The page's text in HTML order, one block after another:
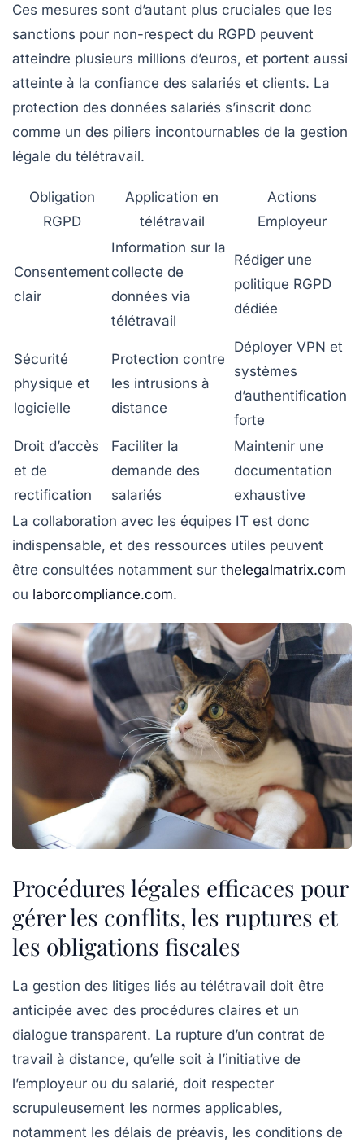
Ces mesures sont d’autant plus cruciales que les
sanctions pour non-respect du RGPD peuvent
atteindre plusieurs millions d’euros, et portent aussi
atteinte à la confiance des salariés et clients. La
protection des données salariés s’inscrit donc
comme un des piliers incontournables de la gestion
légale du télétravail.
Obligation
RGPD
Application en
télétravail
Actions
Employeur
Consentement
clair
Information sur la
collecte de
données via
télétravail
Rédiger une
politique RGPD
dédiée
Sécurité
physique et
logicielle
Protection contre
les intrusions à
distance
Déployer VPN et
systèmes
d’authentification
forte
Droit d’accès
et de
rectification
Faciliter la
demande des
salariés
Maintenir une
documentation
exhaustive
La collaboration avec les équipes IT est donc
indispensable, et des ressources utiles peuvent
être consultées notamment sur thelegalmatrix.com
ou laborcompliance.com.
Procédures légales efficaces pour
gérer les conflits, les ruptures et
les obligations fiscales
La gestion des litiges liés au télétravail doit être
anticipée avec des procédures claires et un
dialogue transparent. La rupture d’un contrat de
travail à distance, qu’elle soit à l’initiative de
l’employeur ou du salarié, doit respecter
scrupuleusement les normes applicables,
notamment les délais de préavis, les conditions de